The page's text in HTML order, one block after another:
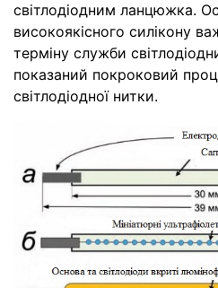
світлодіодним ланцюжка.
високоякісного силікону
терміну служби
показаний покроковий
світлодіодної нитки.